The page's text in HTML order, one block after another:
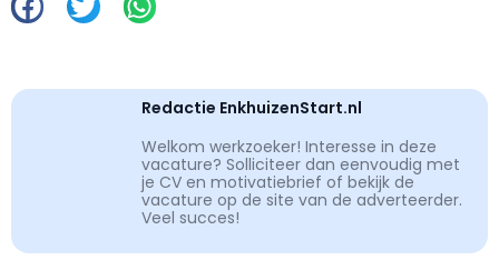
Redactie EnkhuizenStart.nl
Welkom werkzoeker! Interesse in deze
vacature? Solliciteer dan eenvoudig met
je CV en motivatiebrief of bekijk de
vacature op de site van de adverteerder.
Veel succes!